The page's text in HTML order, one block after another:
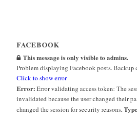
FACEBOOK
This message is only visible to admins.
Problem displaying Facebook posts. Backup
Click to show error
Error: Error validating access token: The
invalidated because the user changed their
changed the session for security reasons.